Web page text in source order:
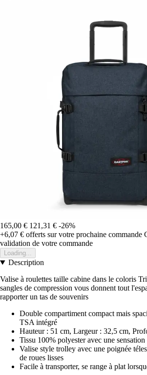
165,00 € 121,31 € -26%
+6,07 € offerts sur votre prochaine commande
validation de votre commande
Loading...
Description
Valise à roulettes taille cabine dans le coloris
sangles de compression vous donnent tout
rapporter un tas de souvenirs
Double compartiment compact mais
TSA intégré
Hauteur : 51 cm, Largeur : 32,5 cm,
Tissu 100% polyester avec une
Valise style trolley avec une poignée
de roues lisses
Facile à transporter, se range à plat